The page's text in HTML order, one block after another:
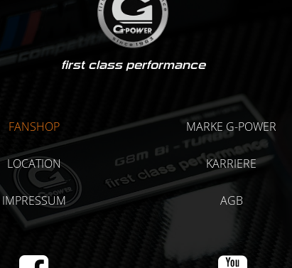
first class performance
FANSHOP MARKE G-POWER
LOCATION KARRIERE
IMPRESSUM AGB